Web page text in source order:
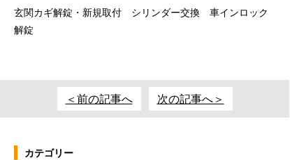
玄関カギ解錠・新規取付 シリンダー交換 車インロック
解錠
＜前の記事へ 次の記事へ＞
カテゴリー